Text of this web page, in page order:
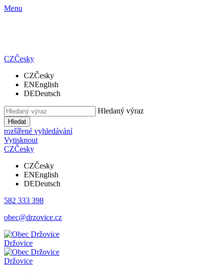
Menu
CZČesky
CZČesky
ENEnglish
DEDeutsch
Hledaný výraz
Hledat
rozšířené vyhledávání
Vytisknout
CZČesky
CZČesky
ENEnglish
DEDeutsch
582 333 398
obec@drzovice.cz
Držovice
Držovice